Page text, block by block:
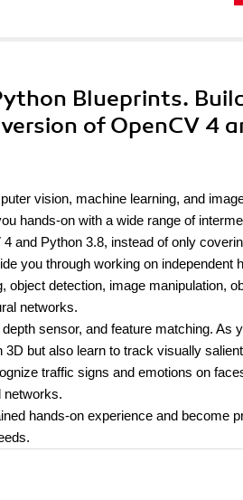
Blueprints.
of OpenCV 4
vision, machine learning, and
hands-on with a wide range of
and Python 3.8, instead of only
you through working on independent
detection, image manipulation,
networks.
sensor, and feature matching. As
but also learn to track visually
traffic signs and emotions on
networks.
hands-on experience and become